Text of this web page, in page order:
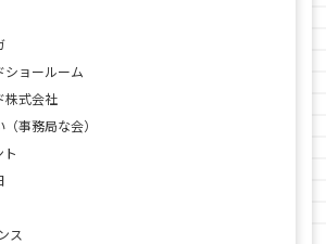
ショールーム
株式会社
事務局な会）
ス